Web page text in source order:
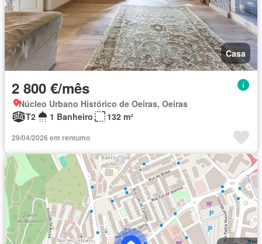
Casa
2 800 €/mês
Núcleo Urbano Histórico de Oeiras, Oeiras
T2
1 Banheiro 132 m²
29/04/2026 em rentumo